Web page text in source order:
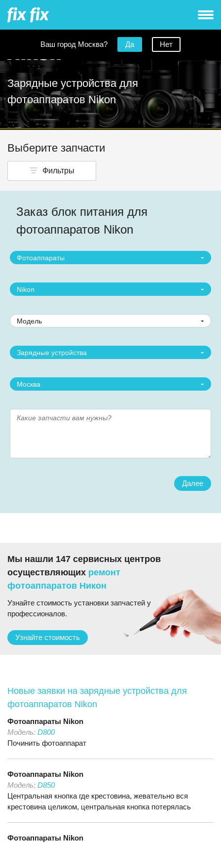
Ваш город Москва? Да Нет
Зарядные устройства для
фотоаппаратов Nikon
Выберите запчасти
Фильтры
Заказ блок питания для
фотоаппаратов Nikon
Фотоаппараты
Nikon
Модель
Зарядные устройства
Москва
Далее
Мы нашли 147 сервисных центров
осуществляющих ремонт
фотоаппаратов Никон
Узнайте стоимость установки запчастей у
профессионалов.
Узнайте стоимость
Новые заявки на зарядные устройства для
фотоаппаратов Nikon
Фотоаппараты Nikon
Модель: D800
Починить фотоаппарат
Фотоаппараты Nikon
Модель: D850
Центральная кнопка где крестовина, жевательно вся
крестовина целиком, центральная кнопка потерялась
Фотоаппараты Nikon